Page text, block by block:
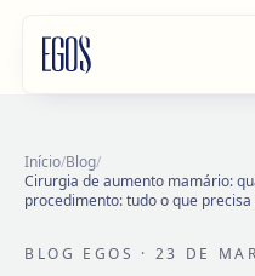
Início/Blog/
Cirurgia de aumento mamário:
procedimento: tudo o que precisa
BLOG EGOS · 23 DE